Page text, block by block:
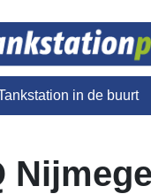
in de buurt